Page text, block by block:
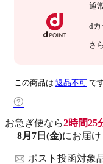
通
dカ
さ
この商品は 返品不可 で
お急ぎ便なら2時間25
8月7日(金)にお届け
ポスト投函対象